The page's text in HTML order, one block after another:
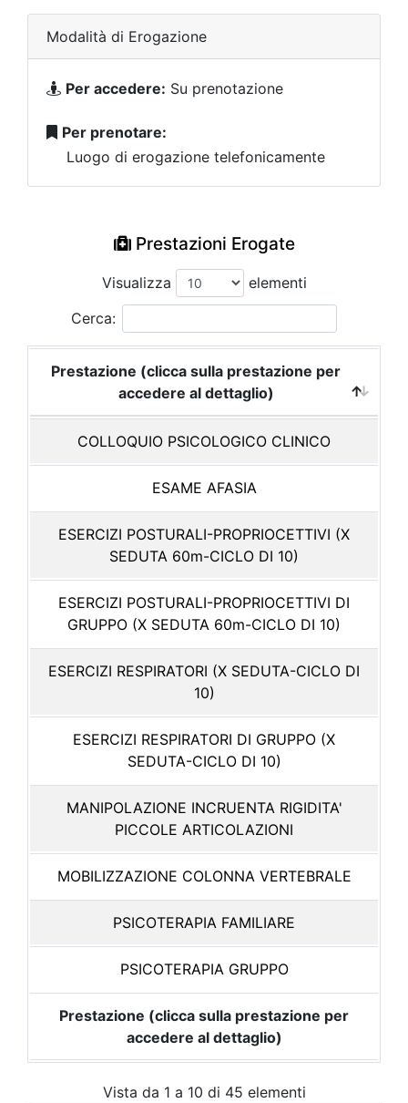
Modalità di Erogazione
Per accedere: Su prenotazione
Per prenotare:
Luogo di erogazione telefonicamente
Prestazioni Erogate
Visualizza
elementi
Cerca:
Prestazione (clicca sulla prestazione per
accedere al dettaglio)
COLLOQUIO PSICOLOGICO CLINICO
ESAME AFASIA
ESERCIZI POSTURALI-PROPRIOCETTIVI (X
SEDUTA 60m-CICLO DI 10)
ESERCIZI POSTURALI-PROPRIOCETTIVI DI
GRUPPO (X SEDUTA 60m-CICLO DI 10)
ESERCIZI RESPIRATORI (X SEDUTA-CICLO DI
10)
ESERCIZI RESPIRATORI DI GRUPPO (X
SEDUTA-CICLO DI 10)
MANIPOLAZIONE INCRUENTA RIGIDITA'
PICCOLE ARTICOLAZIONI
MOBILIZZAZIONE COLONNA VERTEBRALE
PSICOTERAPIA FAMILIARE
PSICOTERAPIA GRUPPO
Prestazione (clicca sulla prestazione per
accedere al dettaglio)
Vista da 1 a 10 di 45 elementi